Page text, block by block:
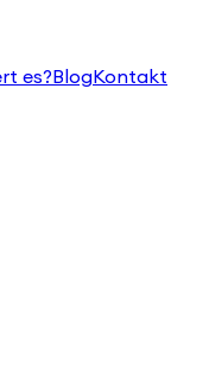
es?BlogKontakt